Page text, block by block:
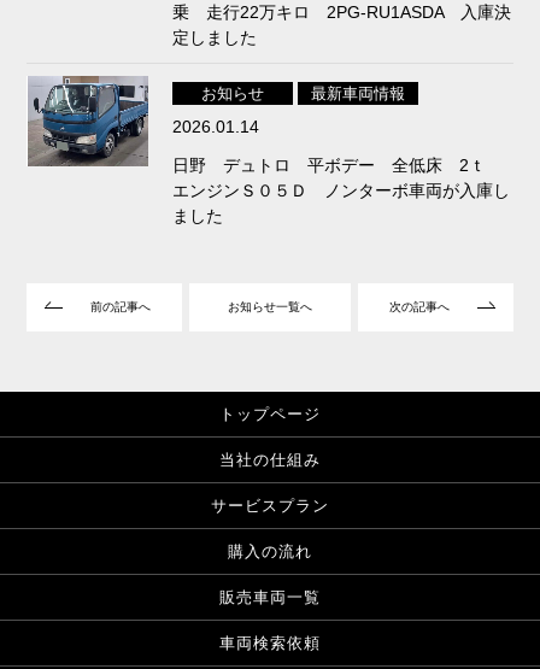
乗 走行22万キロ 2PG-RU1ASDA 入庫決
定しました
お知らせ 最新車両情報
2026.01.14
日野 デュトロ 平ボデー 全低床 2ｔ
エンジンＳ０５Ｄ ノンターボ車両が入庫し
ました
前の記事へ お知らせ一覧へ 次の記事へ
トップページ
当社の仕組み
サービスプラン
購入の流れ
販売車両一覧
車両検索依頼